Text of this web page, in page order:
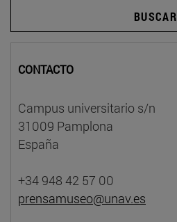
BUSCAR
CONTACTO
Campus universitario s/n
31009 Pamplona
España
+34 948 42 57 00
prensamuseo@unav.es